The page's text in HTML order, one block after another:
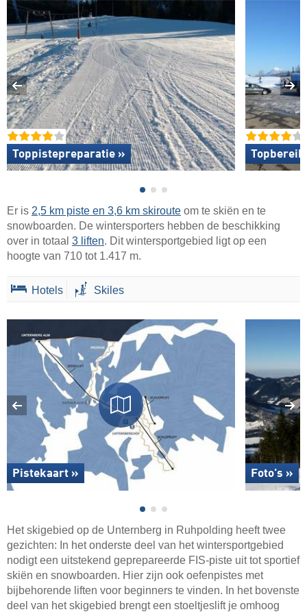
Toppistepreparatie »
Er is 2,5 km piste en 3,6 km skiroute om te skiën en te
snowboarden. De wintersporters hebben de beschikking
over in totaal 3 liften. Dit wintersportgebied ligt op een
hoogte van 710 tot 1.417 m.
Hotels Skiles
Pistekaart » Foto's »
Het skigebied op de Unternberg in Ruhpolding heeft twee
gezichten: In het onderste deel van het wintersportgebied
nodigt een uitstekend geprepareerde FIS-piste uit tot sportief
skiën en snowboarden. Hier zijn ook oefenpistes met
bijbehorende liften voor beginners te vinden. In het bovenste
deel van het skigebied brengt een stoeltjeslift je omhoog